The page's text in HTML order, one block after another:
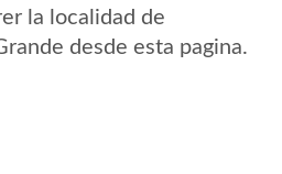
la localidad de
desde esta pagina.